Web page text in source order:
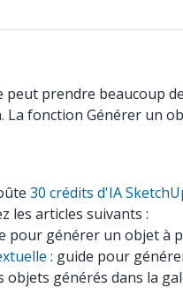
prendre beaucoup
fonction Générer un
30 crédits d'IA
les articles suivants :
pour générer un objet à
: guide pour
objets générés dans la